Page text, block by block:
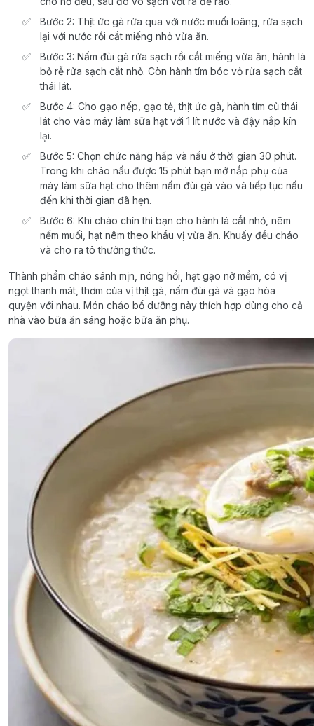
Bước 2: Thịt ức gà rửa qua với nước muối loãng, rửa sạch
lại với nước rồi cắt miếng nhỏ vừa ăn.
Bước 3: Nấm đùi gà rửa sạch rồi cắt miếng vừa ăn, hành lá
bỏ rễ rửa sạch cắt nhỏ. Còn hành tím bóc vỏ rửa sạch cắt
thái lát.
Bước 4: Cho gạo nếp, gạo tẻ, thịt ức gà, hành tím củ thái
lát cho vào máy làm sữa hạt với 1 lít nước và đậy nắp kín
lại.
Bước 5: Chọn chức năng hấp và nấu ở thời gian 30 phút.
Trong khi cháo nấu được 15 phút bạn mở nắp phụ của
máy làm sữa hạt cho thêm nấm đùi gà vào và tiếp tục nấu
đến khi thời gian đã hẹn.
Bước 6: Khi cháo chín thì bạn cho hành lá cắt nhỏ, nêm
nếm muối, hạt nêm theo khẩu vị vừa ăn. Khuấy đều cháo
và cho ra tô thưởng thức.
Thành phẩm cháo sánh mịn, nóng hổi, hạt gạo nở mềm, có vị
ngọt thanh mát, thơm của vị thịt gà, nấm đùi gà và gạo hòa
quyện với nhau. Món cháo bổ dưỡng này thích hợp dùng cho cả
nhà vào bữa ăn sáng hoặc bữa ăn phụ.